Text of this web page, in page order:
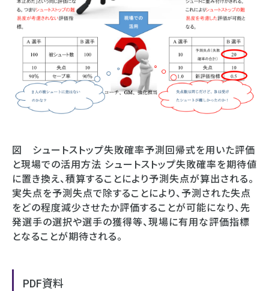
図 シュートストップ失敗確率予測回帰式を用いた評価
と現場での活用方法 シュートストップ失敗確率を期待値
に置き換え、積算することにより予測失点が算出される。
実失点を予測失点で除することにより、予測された失点
をどの程度減少させたか評価することが可能になり、先
発選手の選択や選手の獲得等、現場に有用な評価指標
となることが期待される。
PDF資料